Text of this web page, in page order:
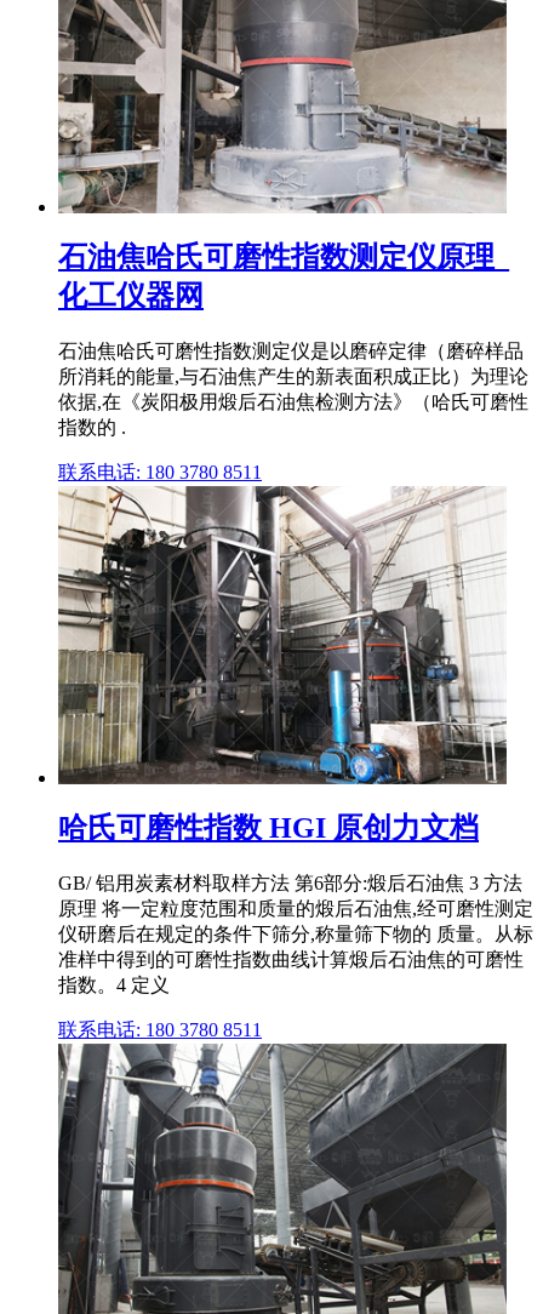
石油焦哈氏可磨性指数测定仪原理_
化工仪器网
石油焦哈氏可磨性指数测定仪是以磨碎定律（磨碎样品
所消耗的能量,与石油焦产生的新表面积成正比）为理论
依据,在《炭阳极用煅后石油焦检测方法》（哈氏可磨性
指数的 .
联系电话: 180 3780 8511
哈氏可磨性指数 HGI 原创力文档
GB/ 铝用炭素材料取样方法 第6部分:煅后石油焦 3 方法
原理 将一定粒度范围和质量的煅后石油焦,经可磨性测定
仪研磨后在规定的条件下筛分,称量筛下物的 质量。从标
准样中得到的可磨性指数曲线计算煅后石油焦的可磨性
指数。4 定义
联系电话: 180 3780 8511